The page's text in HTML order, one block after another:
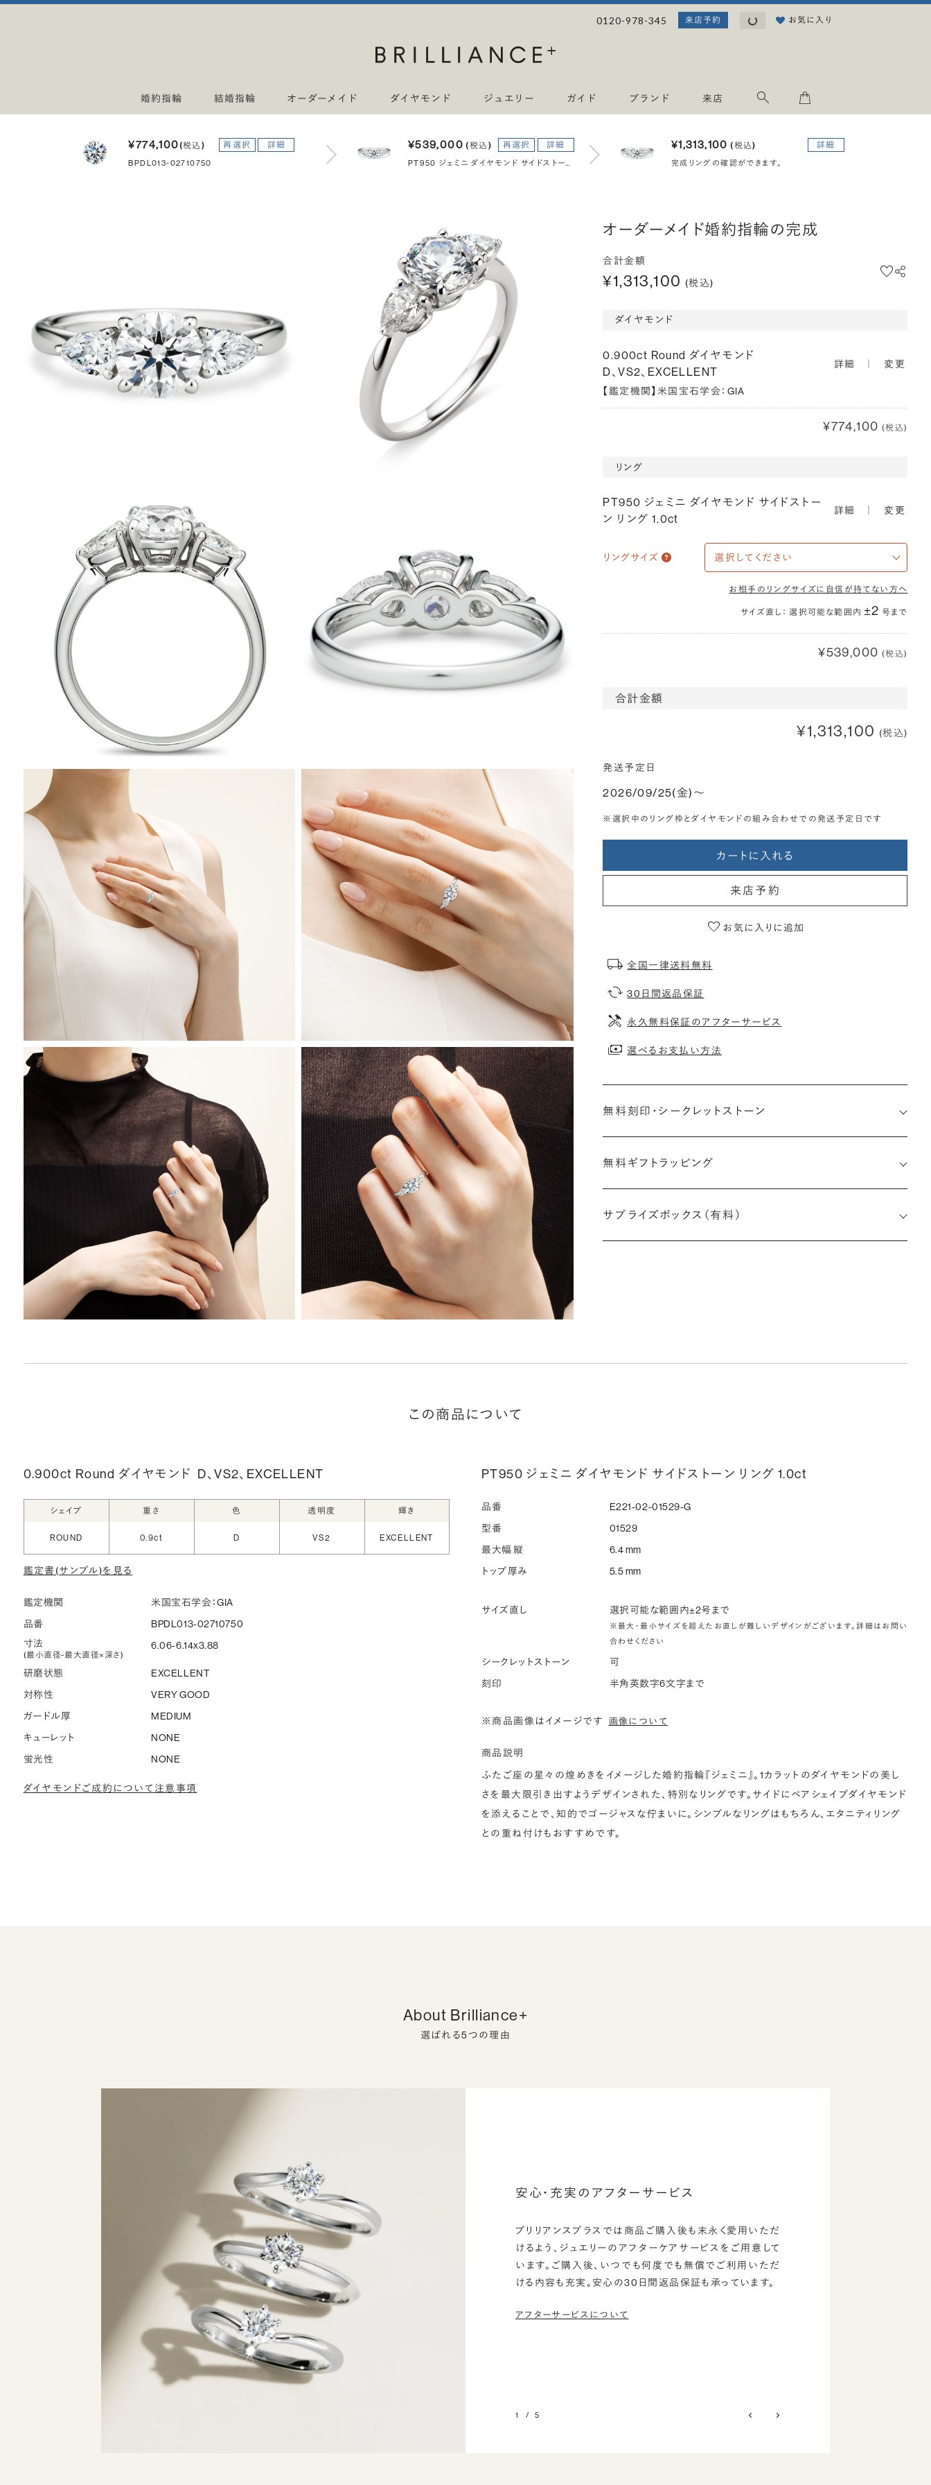
0120-978-345 来店予約 読み込み中...お気に入り
婚約指輪 結婚指輪 オーダーメイド ダイヤモンド ジュエリー ガイド ブランド 来店
¥774,100(税込) 再選択 詳細
BPDL013-02710750
¥539,000(税込) 再選択 詳細
PT950 ジェミニ ダイヤモンド サイドストーン リング 1.0ct
¥1,313,100(税込) 詳細
完成リングの確認ができます。
オーダーメイド婚約指輪の完成
合計金額
¥1,313,100 (税込)
ダイヤモンド
0.900ct Round ダイヤモンド
D、VS2、EXCELLENT
【鑑定機関】米国宝石学会：GIA
詳細 変更
¥774,100 (税込)
リング
PT950 ジェミニ ダイヤモンド サイドストー
ン リング 1.0ct
詳細 変更
リングサイズ
お相手のリングサイズに自信が持てない方へ
サイズ直し： 選択可能な範囲内 ±2 号まで
¥539,000 (税込)
合計金額
¥1,313,100 (税込)
発送予定日
2026/09/25(金)〜
※選択中のリング枠とダイヤモンドの組み合わせでの発送予定日です
カートに入れる
来店予約
お気に入りに追加
全国一律送料無料
30日間返品保証
永久無料保証のアフターサービス
選べるお支払い方法
無料刻印・ シークレットストーン
刻印メッセージ：アルファベット6文字まで刻印可能
ことができます。注文前だけでなく購入後の刻印も、リングに初めて
シークレットストーン：指輪の内側に留める宝石のこと
無料ギフトラッピング
サプライズボックス（有料）
この商品について
0.900ct Round ダイヤモンド D、VS2、EXCELLENT
シェイプ 重さ 色 透明度 輝き
ROUND 0.9ct D VS2 EXCELLENT
鑑定書(サンプル)を見る
鑑定機関
米国宝石学会：GIA
品番
BPDL013-02710750
寸法
(最小直径-最大直径×深さ)
6.06-6.14x3.88
研磨状態
EXCELLENT
対称性
VERY GOOD
ガードル厚
MEDIUM
キューレット
NONE
蛍光性
NONE
ダイヤモンドご成約について注意事項
PT950 ジェミニ ダイヤモンド サイドストーン リング 1.0ct
品番
E221-02-01529-G
型番
01529
最大幅 縦
6.4 mm
トップ厚み
5.5 mm
サイズ直し 選択可能な範囲内±2号まで
※最大・最小サイズを超えたお直しが難しいデザインがございます。詳細はお問い
合わせください
シークレットストーン
可
刻印
半角英数字6文字まで
※商品画像はイメージです 画像について
商品説明
ふたご座の星々の煌めきをイメージした婚約指輪『ジェミニ』。1カラットのダイヤモンドの美し
さを最大限引き出すようデザインされた、特別なリングです。サイドにペアシェイプダイヤモンド
を添えることで、知的でゴージャスな佇まいに。シンプルなリングはもちろん、エタニティリング
との重ね付けもおすすめです。
About Brilliance+
選ばれる5つの理由
安心・充実のアフターサービス
ブリリアンスプラスでは商品ご購入後も末永く愛用いただ
けるよう、ジュエリーのアフターケアサービスをご用意して
います。ご購入後、いつでも何度でも無償でご利用いただ
ける内容も充実。安心の30日間返品保証も承っています。
アフターサービスについて
1 / 5